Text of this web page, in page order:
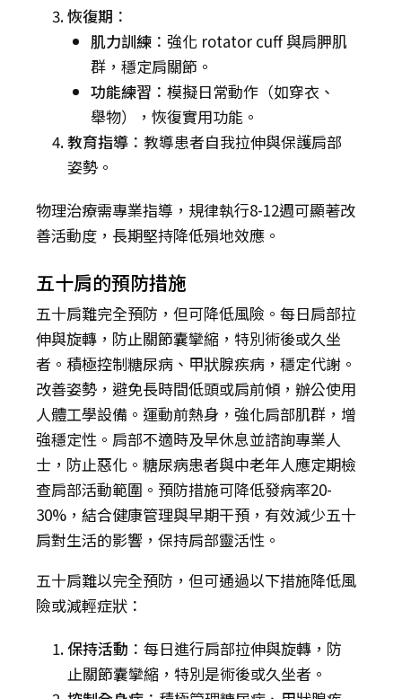
恢復期 ：
肌力訓練：強化 rotator cuff 與肩胛肌
群，穩定肩關節。
功能練習 ：模擬日常動作（如穿衣、
舉物），恢復實用功能。
教育指導 ：教導患者自我拉伸與保護肩部
姿勢。
物理治療需專業指導，規律執行8-12週可顯著改
善活動度，長期堅持降低殞地效應。
五十肩的預防措施
五十肩難完全預防，但可降低風險。每日肩部拉
伸與旋轉，防止關節囊攣縮，特別術後或久坐
者。積極控制糖尿病、甲狀腺疾病，穩定代謝。
改善姿勢，避免長時間低頭或肩前傾，辦公使用
人體工學設備。運動前熱身，強化肩部肌群，增
強穩定性。肩部不適時及早休息並諮詢專業人
士，防止惡化。糖尿病患者與中老年人應定期檢
查肩部活動範圍。預防措施可降低發病率20-
30%，結合健康管理與早期干預，有效減少五十
肩對生活的影響，保持肩部靈活性。
五十肩難以完全預防，但可通過以下措施降低風
險或減輕症狀：
保持活動 ：每日進行肩部拉伸與旋轉，防
止關節囊攣縮，特別是術後或久坐者。